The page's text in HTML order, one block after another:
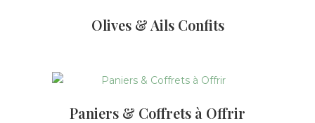
Olives & Ails Confits
Paniers & Coffrets à Offrir